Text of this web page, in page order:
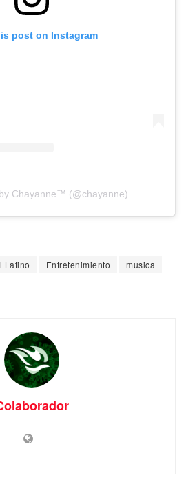
post on Instagram
Chayanne™ (@chayanne)
Latino Entretenimiento
musica